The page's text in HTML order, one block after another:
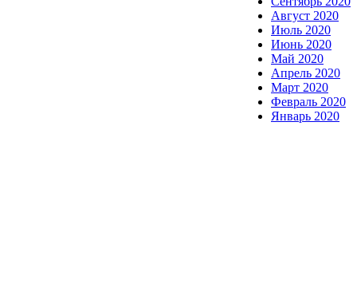
Август 2020
Июль 2020
Июнь 2020
Май 2020
Апрель 2020
Март 2020
Февраль 2020
Январь 2020